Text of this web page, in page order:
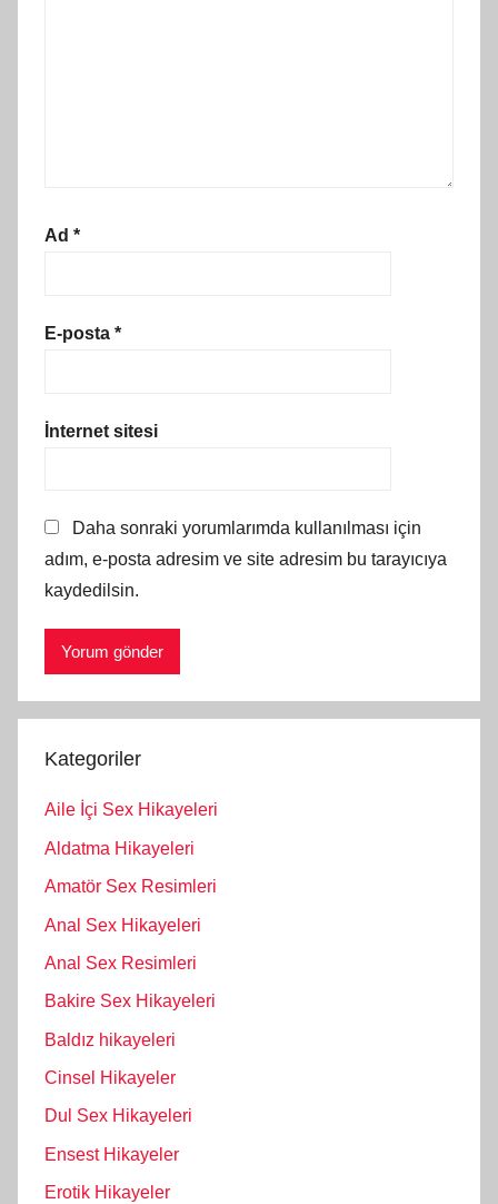
Ad *
E-posta *
İnternet sitesi
Daha sonraki yorumlarımda kullanılması için
adım, e-posta adresim ve site adresim bu tarayıcıya
kaydedilsin.
Kategoriler
Aile İçi Sex Hikayeleri
Aldatma Hikayeleri
Amatör Sex Resimleri
Anal Sex Hikayeleri
Anal Sex Resimleri
Bakire Sex Hikayeleri
Baldız hikayeleri
Cinsel Hikayeler
Dul Sex Hikayeleri
Ensest Hikayeler
Erotik Hikayeler